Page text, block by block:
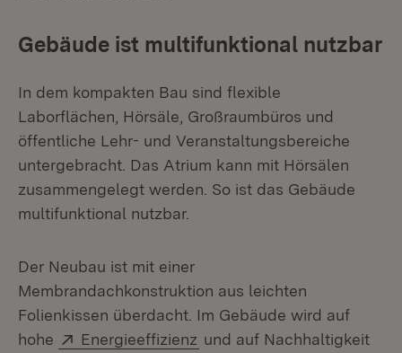
Gebäude ist multifunktional nutzbar
In dem kompakten Bau sind flexible
Laborflächen, Hörsäle, Großraumbüros und
öffentliche Lehr- und Veranstaltungsbereiche
untergebracht. Das Atrium kann mit Hörsälen
zusammengelegt werden. So ist das Gebäude
multifunktional nutzbar.
Der Neubau ist mit einer
Membrandachkonstruktion aus leichten
Folienkissen überdacht. Im Gebäude wird auf
hohe
Extern:
Energieeffizienz (Öffnet in neuem Fenster)
und auf Nachhaltigkeit